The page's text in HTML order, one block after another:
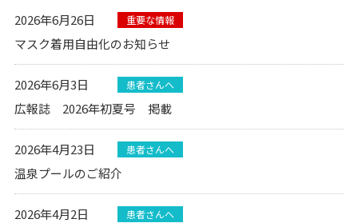
2026年6月26日 重要な情報
マスク着用自由化のお知らせ
2026年6月3日 患者さんへ
広報誌 2026年初夏号 掲載
2026年4月23日 患者さんへ
温泉プールのご紹介
2026年4月2日 患者さんへ